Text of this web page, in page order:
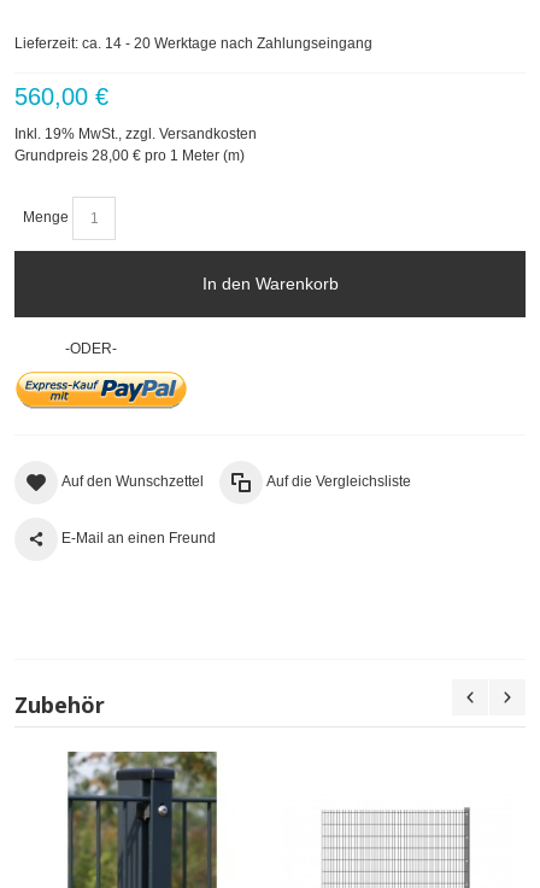
Lieferzeit: ca. 14 - 20 Werktage nach Zahlungseingang
560,00 €
Inkl. 19% MwSt., zzgl. Versandkosten
Grundpreis 28,00 € pro 1 Meter (m)
Menge
In den Warenkorb
-ODER-
Auf den Wunschzettel Auf die Vergleichsliste
E-Mail an einen Freund
Zubehör